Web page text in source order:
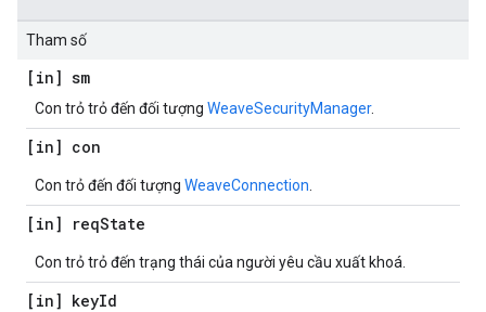
Tham số
[in] sm
Con trỏ trỏ đến đối tượng WeaveSecurityManager.
[in] con
Con trỏ đến đối tượng WeaveConnection
[in] reqState
Con trỏ trỏ đến trạng thái của người yêu cầu xuất khoá.
[in] keyId